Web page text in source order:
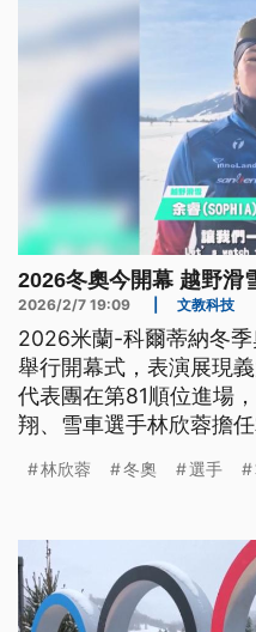
2026冬奧今開幕 越野滑
2026/2/7 19:09 文教科技
2026米蘭-科爾蒂納冬
舉行開幕式，表演展現
代表團在第81順位進場
翔、雪車選手林欣蓉擔
林欣蓉 冬奧 選手